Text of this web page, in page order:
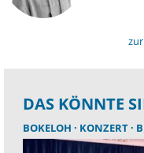
DAS KÖNNTE
BOKELOH KONZERT